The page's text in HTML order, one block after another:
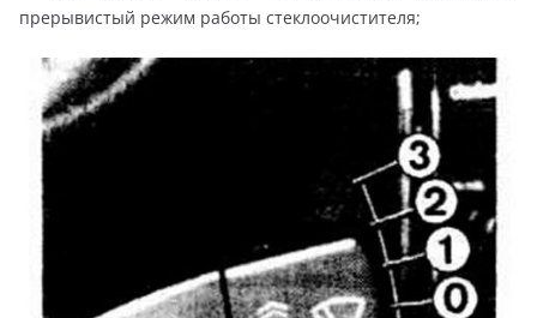
прерывистый режим работы стеклоочистителя;